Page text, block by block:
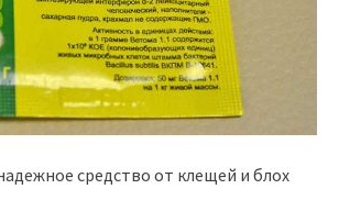
средство от клещей и блох